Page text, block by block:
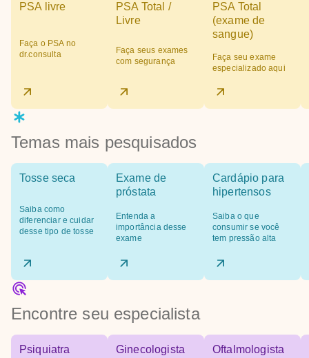
PSA livre
Faça o PSA no
dr.consulta
PSA Total /
Livre
Faça seus exames
com segurança
PSA Total
(exame de
sangue)
Faça seu exame
especializado aqui
Temas mais pesquisados
Tosse seca
Saiba como
diferenciar e cuidar
desse tipo de tosse
Exame de
próstata
Entenda a
importância desse
exame
Cardápio para
hipertensos
Saiba o que
consumir se você
tem pressão alta
Encontre seu especialista
Psiquiatra Ginecologista Oftalmologista